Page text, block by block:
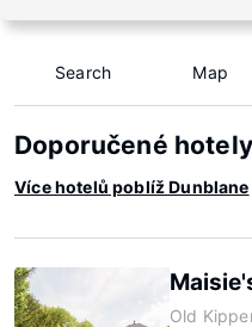
Search Map
Doporučené
Více hotelů poblíž Dunblane
Old